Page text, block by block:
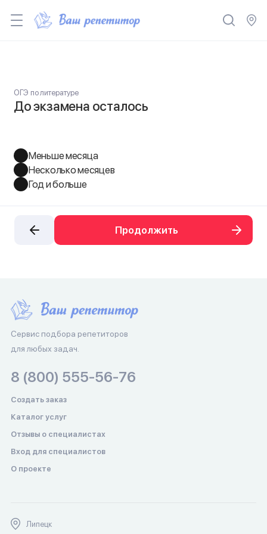
ОГЭ по литературе
До экзамена осталось
Меньше месяца
Несколько месяцев
Год и больше
Продолжить
Сервис подбора репетиторов
для любых задач.
Создать заказ
Каталог услуг
Отзывы о специалистах
Вход для специалистов
О проекте
8 (800) 555-56-76
Липецк